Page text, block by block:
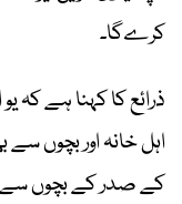
کرےگا۔
ذرائع کا کہنا ہے
اہل خانہ اور بچوں
کے صدر کے بچوں سے